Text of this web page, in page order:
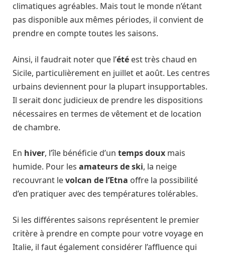
climatiques agréables. Mais tout le monde n’étant
pas disponible aux mêmes périodes, il convient de
prendre en compte toutes les saisons.
Ainsi, il faudrait noter que l’été est très chaud en
Sicile, particulièrement en juillet et août. Les centres
urbains deviennent pour la plupart insupportables.
Il serait donc judicieux de prendre les dispositions
nécessaires en termes de vêtement et de location
de chambre.
En hiver, l’île bénéficie d’un temps doux mais
humide. Pour les amateurs de ski, la neige
recouvrant levolcan de l’Etna offre la possibilité
d’en pratiquer avec des températures tolérables.
Si les différentes saisons représentent le premier
critère à prendre en compte pour votre voyage en
Italie, il faut également considérer l’affluence qui